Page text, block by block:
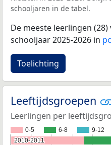
schooljaren in de tabel.
De meeste leerlingen
schooljaar 2025-2026 in
Toelichting
Leeftijdsgroepen
Leerlingen per
0-5 6-8 9-12
2010-2011
2010-2011